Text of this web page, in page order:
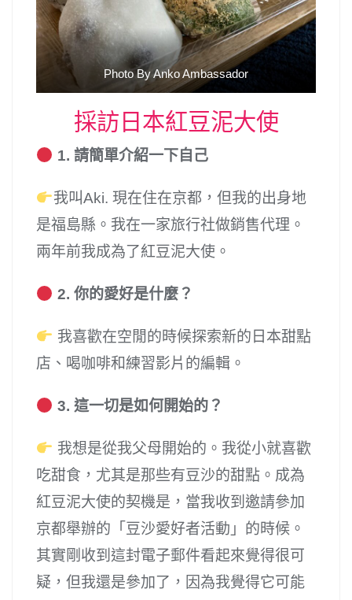
Photo By Anko Ambassador
採訪日本紅豆泥大使
1. 請簡單介紹一下自己
我叫Aki. 現在住在京都，但我的出身地
是福島縣。我在一家旅行社做銷售代理。
兩年前我成為了紅豆泥大使。
2. 你的愛好是什麼？
我喜歡在空閒的時候探索新的日本甜點
店、喝咖啡和練習影片的編輯。
3. 這一切是如何開始的？
我想是從我父母開始的。我從小就喜歡
吃甜食，尤其是那些有豆沙的甜點。成為
紅豆泥大使的契機是，當我收到邀請參加
京都舉辦的「豆沙愛好者活動」的時候。
其實剛收到這封電子郵件看起來覺得很可
疑，但我還是參加了，因為我覺得它可能